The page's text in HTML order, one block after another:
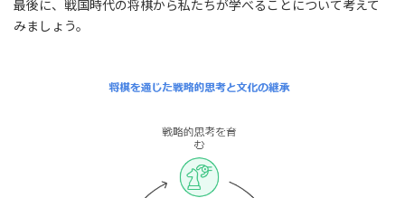
最後に、戦国時代の将棋から私たちが学べることについて考えて
みましょう。